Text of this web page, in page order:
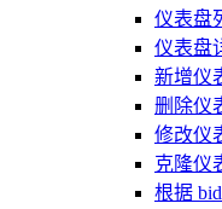
仪表盘
仪表盘
新增仪
删除仪
修改仪
克隆仪
根据